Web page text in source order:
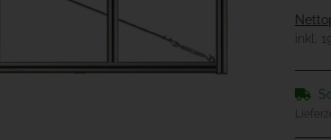
inkl.